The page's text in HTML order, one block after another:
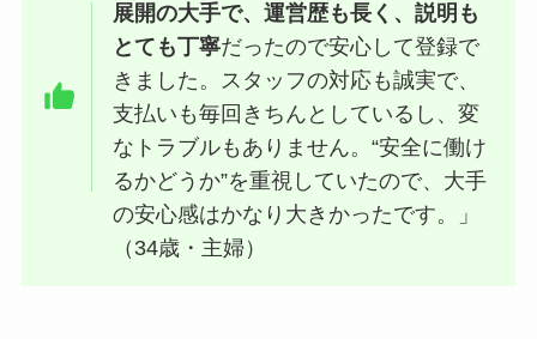
展開の大手で、運営歴も長く、説明も
とても丁寧だったので安心して登録で
きました。スタッフの対応も誠実で、
支払いも毎回きちんとしているし、変
なトラブルもありません。“安全に働け
るかどうか”を重視していたので、大手
の安心感はかなり大きかったです。」
（34歳・主婦）